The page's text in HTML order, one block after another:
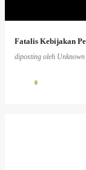
Fatalis Kebijakan
diposting oleh Unknown
0